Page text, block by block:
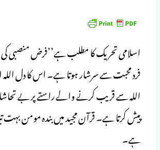
اسلامی تحریک کا مطلب ہے’’فرض منصبی کی
فرد محبت سے سرشار ہوتا ہے۔ اس کا دل
اللہ سے قریب کرنے والے راستے پر بے
پیش کرتا ہے۔ قرآن مجید میں بندہ مومن بہت
ہے۔